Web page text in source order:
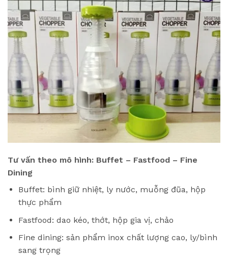
Tư vấn theo mô hình: Buffet – Fastfood – Fine
Dining
Buffet: bình giữ nhiệt, ly nước, muỗng đũa, hộp
thực phẩm
Fastfood: dao kéo, thớt, hộp gia vị, chảo
Fine dining: sản phẩm inox chất lượng cao, ly/bình
sang trọng